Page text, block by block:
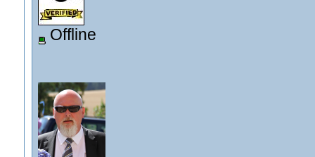
Offline